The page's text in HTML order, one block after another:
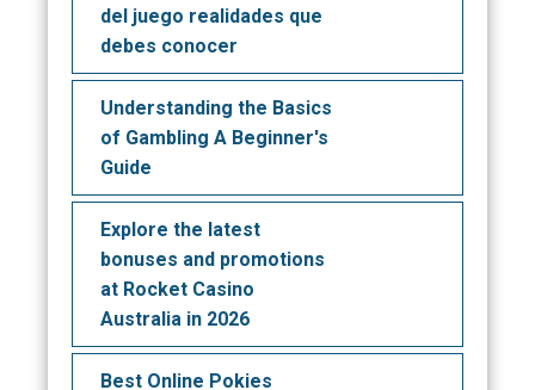
del juego realidades que
debes conocer
Understanding the Basics
of Gambling A Beginner's
Guide
Explore the latest
bonuses and promotions
at Rocket Casino
Australia in 2026
Best Online Pokies